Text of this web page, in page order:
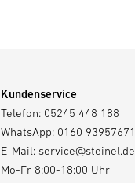
Kundenservice
Telefon: 05245 448 188
WhatsApp: 0160 93957671
E-Mail: service@steinel.de
Mo-Fr 8:00-18:00 Uhr